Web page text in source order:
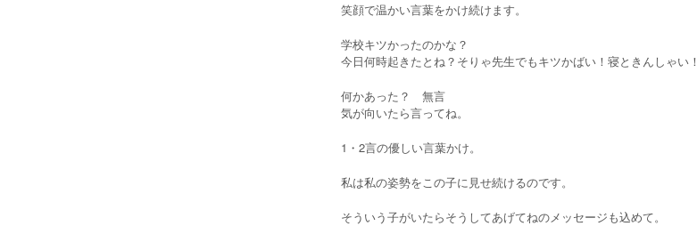
笑顔で温かい言葉をかけ続けます。
学校キツかったのかな？
今日何時起きたとね？そりゃ先生でもキツかばい！寝ときんしゃい！
何かあった？ 無言
気が向いたら言ってね。
1・2言の優しい言葉かけ。
私は私の姿勢をこの子に見せ続けるのです。
そういう子がいたらそうしてあげてねのメッセージも込めて。